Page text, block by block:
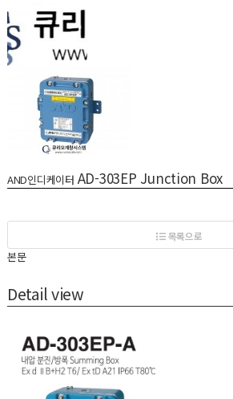
AND인디케이터 AD-303EP Junction Box
목록으로
본문
Detail view